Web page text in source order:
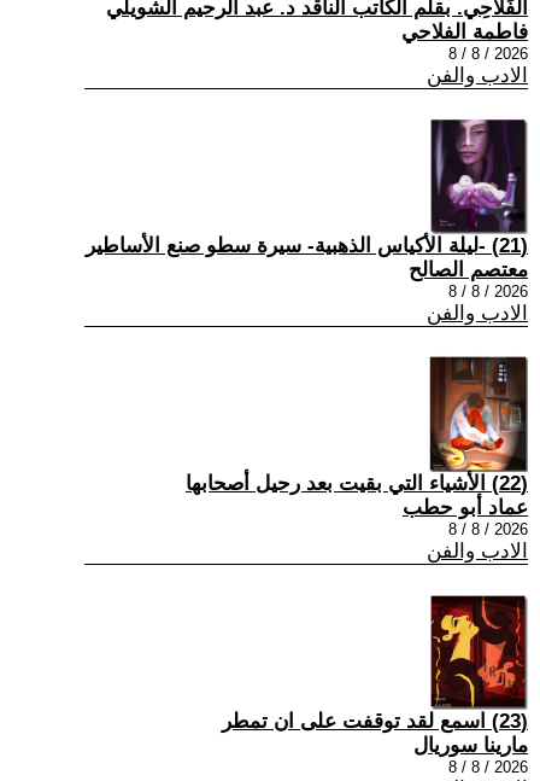
الْفَلَّاحِي. بقلم الكاتب الناقد د. عبد الرحيم الشويلي
فاطمة الفلاحي
2026 / 8 / 8
الادب والفن
(21) -ليلة الأكياس الذهبية- سيرة سطو صنع الأساطير
معتصم الصالح
2026 / 8 / 8
الادب والفن
(22) الأشياء التي بقيت بعد رحيل أصحابها
عماد أبو حطب
2026 / 8 / 8
الادب والفن
(23) اسمع لقد توقفت على ان تمطر
مارينا سوريال
2026 / 8 / 8